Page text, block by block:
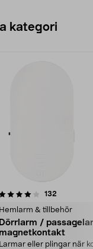
kategori
132
Hemlarm & tillbehör
Dörrlarm /
magnetkontakt
Larmar eller plingar när
4.0 av 5 stjärnor